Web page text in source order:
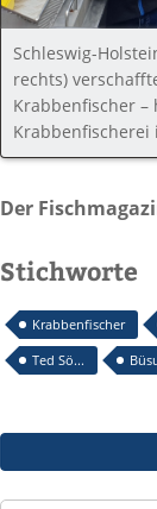
Schleswig-
rechts)
Krabbenfischer –
Krabbenfischerei
Der
Stichworte
Krabbenfischer
Ted Sö...